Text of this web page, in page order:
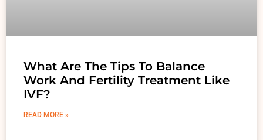
What Are The Tips To Balance
Work And Fertility Treatment Like
IVF?
READ MORE »